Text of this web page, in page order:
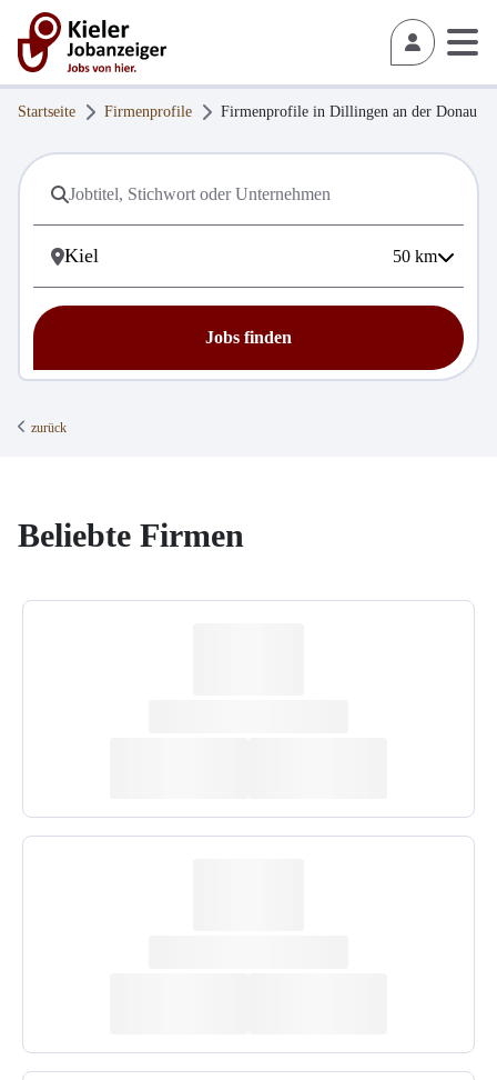
Startseite Firmenprofile Firmenprofile in Dillingen an der Donau
50 km
Jobs finden
zurück
Beliebte Firmen